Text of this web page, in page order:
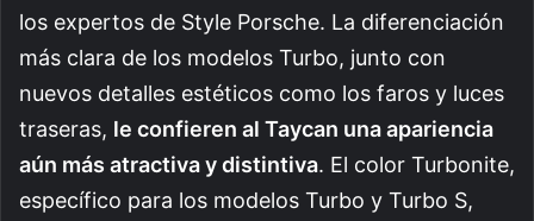
los expertos de Style Porsche. La diferenciación
más clara de los modelos Turbo, junto con
nuevos detalles estéticos como los faros y luces
traseras, le confieren al Taycan una apariencia
aún más atractiva y distintiva. El color Turbonite,
específico para los modelos Turbo y Turbo S,